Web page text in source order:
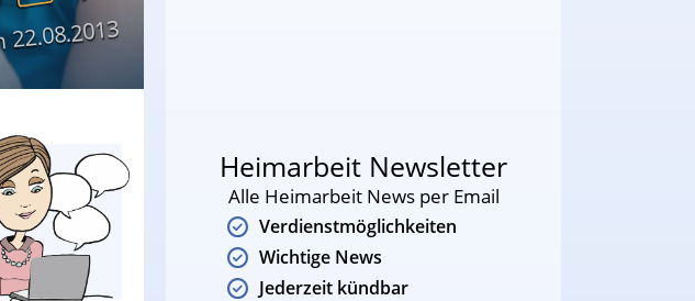
22.08.2013
Heimarbeit Newsletter
Alle Heimarbeit News per Email
Verdienstmöglichkeiten
Wichtige News
Jederzeit kündbar